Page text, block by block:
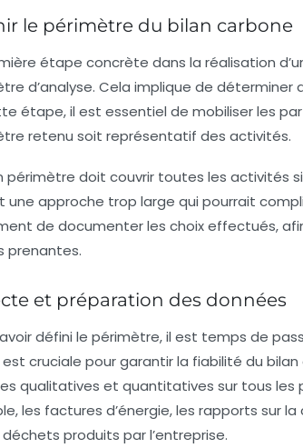
le périmètre du bilan carbone
étape concrète dans la réalisation
d’analyse. Cela implique de
étape, il est essentiel de mobiliser les
retenu soit représentatif des activités.
périmètre doit couvrir toutes les activités
une approche trop large qui pourrait
de documenter les choix effectués,
prenantes.
et préparation des données
défini le périmètre, il est temps de
cruciale pour garantir la fiabilité du
qualitatives et quantitatives sur tous les
les factures d’énergie, les rapports sur
déchets produits par l’entreprise.